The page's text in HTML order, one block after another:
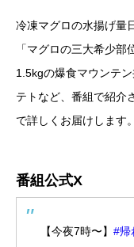
冷凍マグロの水揚げ量
「マグロの三大希少
1.5kgの爆食マウンテ
テトなど、番組で紹介
で詳しくお届けします。
番組公式X
【今夜7時〜】 #帰